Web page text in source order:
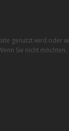
genutzt wird oder
Sie nicht möchten,